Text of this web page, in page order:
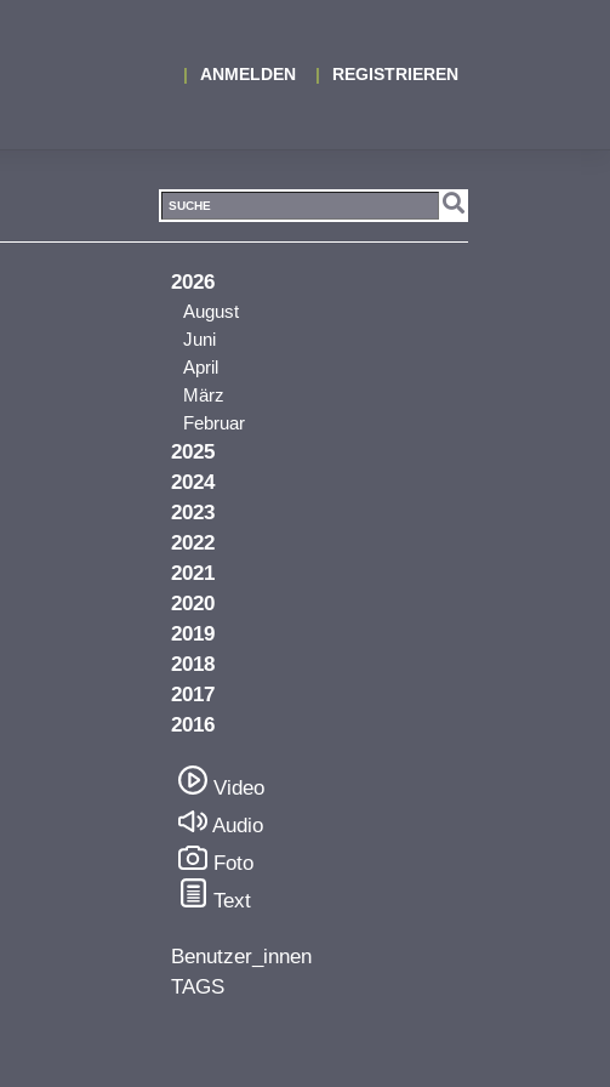
ANMELDEN REGISTRIEREN
2026
August
Juni
April
März
Februar
2025
2024
2023
2022
2021
2020
2019
2018
2017
2016
Video
Audio
Foto
Text
Benutzer_innen
TAGS